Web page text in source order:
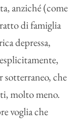
anziché (come
di famiglia
depressa,
che
molto meno.
voglia che